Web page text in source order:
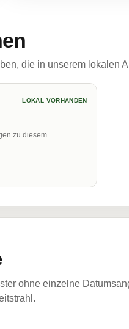
die in unserem lokalen
LOKAL VORHANDEN
zu diesem
ohne einzelne